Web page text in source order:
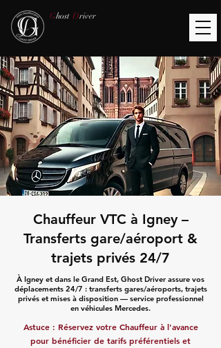
Ghost Driver
Chauffeur VTC à Igney –
Transferts gare/aéroport &
trajets privés 24/7
À Igney et dans le Grand Est, Ghost Driver assure vos
déplacements 24/7 : transferts gares/aéroports, trajets
privés et mises à disposition — service professionnel
en véhicules Mercedes.
Astuce : Réservez votre Chauffeur à l'avance
pour bénéficier de tarifs préférentiels et